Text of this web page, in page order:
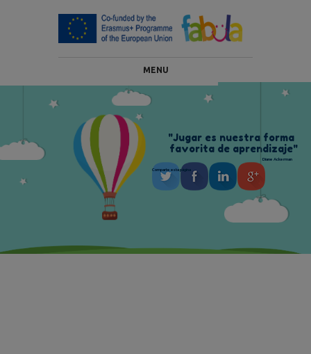
MENU
"Jugar es nuestra forma
favorita d e aprend izaje"
Diane Ackerman
Comparte esta página